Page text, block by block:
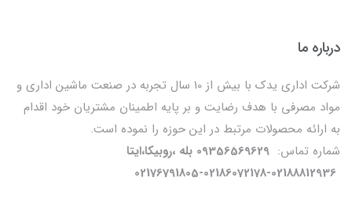
درباره ما
شرکت اداری یدک با بیش از 10 سال تجربه در صنعت ماشین اداری و
مواد مصرفی با هدف رضایت و بر پایه اطمینان مشتریان خود اقدام
به ارائه محصولات مرتبط در این حوزه را نموده است.
شماره تماس: 09356569629 بله ،روبیکا،ایتا
02176791805-02186072178-02188812936